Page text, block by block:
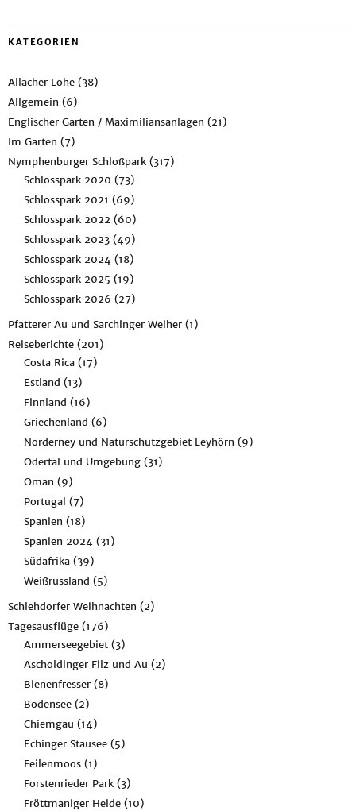
KATEGORIEN
Allacher Lohe (38)
Allgemein (6)
Englischer Garten / Maximiliansanlagen (21)
Im Garten (7)
Nymphenburger Schloßpark (317)
Schlosspark 2020 (73)
Schlosspark 2021 (69)
Schlosspark 2022 (60)
Schlosspark 2023 (49)
Schlosspark 2024 (18)
Schlosspark 2025 (19)
Schlosspark 2026 (27)
Pfatterer Au und Sarchinger Weiher (1)
Reiseberichte (201)
Costa Rica (17)
Estland (13)
Finnland (16)
Griechenland (6)
Norderney und Naturschutzgebiet Leyhörn (9)
Odertal und Umgebung (31)
Oman (9)
Portugal (7)
Spanien (18)
Spanien 2024 (31)
Südafrika (39)
Weißrussland (5)
Schlehdorfer Weihnachten (2)
Tagesausflüge (176)
Ammerseegebiet (3)
Ascholdinger Filz und Au (2)
Bienenfresser (8)
Bodensee (2)
Chiemgau (14)
Echinger Stausee (5)
Feilenmoos (1)
Forstenrieder Park (3)
Fröttmaniger Heide (10)